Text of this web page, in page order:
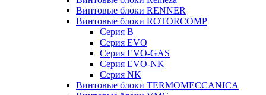
Винтовые блоки RENNER
Винтовые блоки ROTORCOMP
Серия B
Серия EVO
Серия EVO-GAS
Серия EVO-NK
Серия NK
Винтовые блоки TERMOMECCANICA